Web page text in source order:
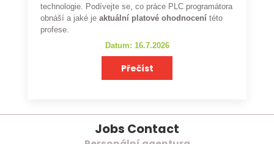
technologie. Podívejte se, co práce PLC programátora
obnáší a jaké je aktuální platové ohodnocení této
profese.
Datum: 16.7.2026
Přečíst
Jobs Contact